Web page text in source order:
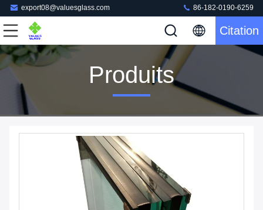
export08@valuesglass.com 86-182-0190-6259
Citation
Produits